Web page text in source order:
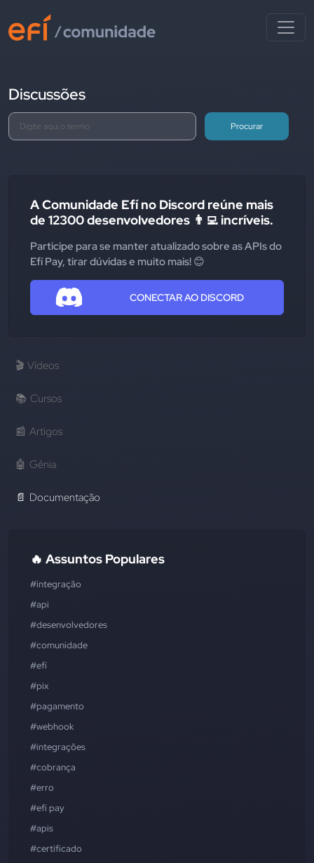
Discussões
Procurar
A Comunidade Efí no Discord reúne mais
de 12300 desenvolvedores 👨‍💻 incríveis.
Participe para se manter atualizado sobre as APIs do
Efí Pay, tirar dúvidas e muito mais! 😊
CONECTAR AO DISCORD
🎬 Vídeos
📚 Cursos
📰 Artigos
🤖 Gênia
📄 Documentação
🔥 Assuntos Populares
#integração
#api
#desenvolvedores
#comunidade
#efí
#pix
#pagamento
#webhook
#integrações
#cobrança
#erro
#efí pay
#apis
#certificado